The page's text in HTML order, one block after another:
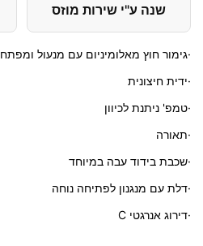
שנה ע"י שירות מוזס
·גימור חוץ מאלומיניום עם מנעול ומפתח
·ידית חיצונית
·טמפ' ניתנת לכיוון
·תאורה
·שכבת בידוד עבה במיוחד
·דלת עם מנגנון לפתיחה נוחה
·דירוג אנרגטי C